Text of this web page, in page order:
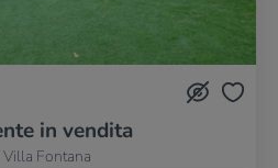
in vendita
Fontana